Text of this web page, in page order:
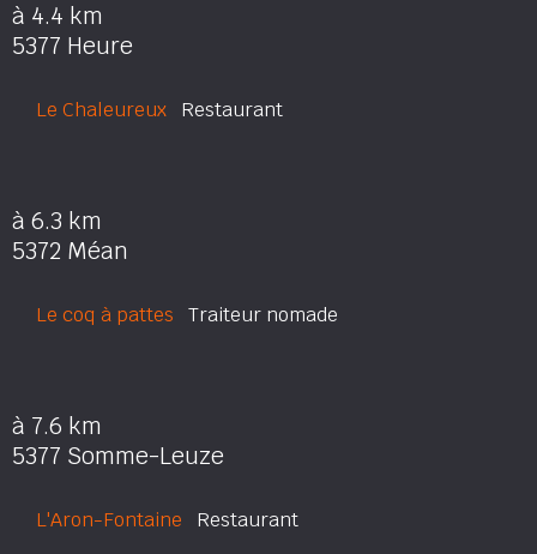
à 4.4 km
5377 Heure
Le Chaleureux Restaurant
à 6.3 km
5372 Méan
Le coq à pattes Traiteur nomade
à 7.6 km
5377 Somme-Leuze
L'Aron-Fontaine Restaurant